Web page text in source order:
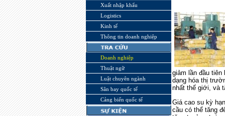
Xuất nhập khẩu
Logistics
Kinh tế
Thông tin doanh nghiệp
Doanh nghiệp
Thuật ngữ
Luật chuyên ngành
Sân bay quốc tế
Cảng biển quốc tế
giảm lần đầu
dạng hóa thị
nhất thế giới, và
Giá cao su kỳ
cầu có thể tăng